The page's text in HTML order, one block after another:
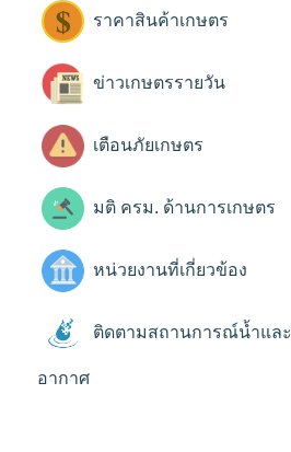
ราคาสินค้าเกษตร
ข่าวเกษตรรายวัน
เตือนภัยเกษตร
มติ ครม. ด้านการเกษตร
หน่วยงานที่เกี่ยวข้อง
ติดตามสถานการณ์น้ำและ
อากาศ